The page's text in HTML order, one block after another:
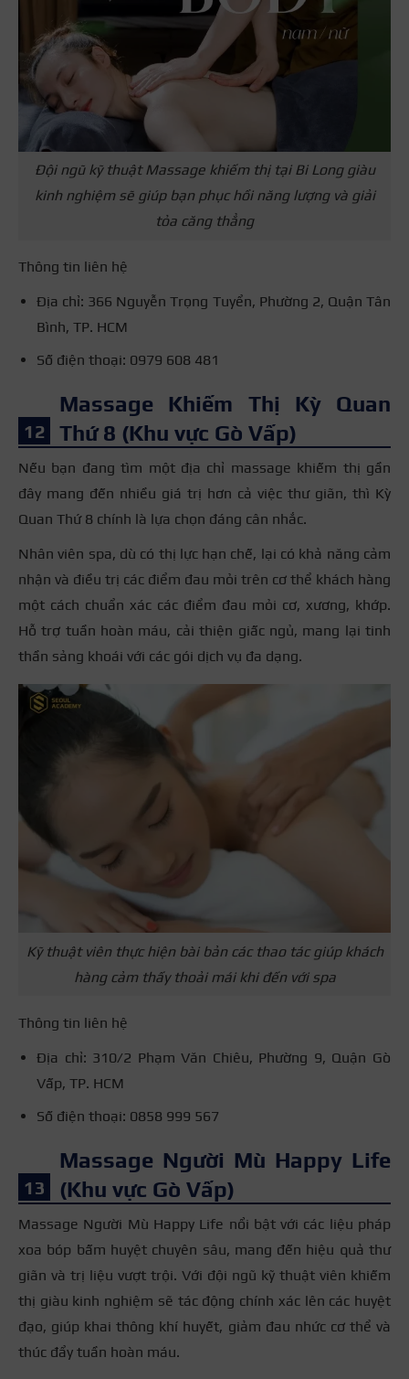
Đội ngũ kỹ thuật Massage khiếm thị tại Bi Long giàu
kinh nghiệm sẽ giúp bạn phục hồi năng lượng và giải
tỏa căng thẳng
Thông tin liên hệ
Địa chỉ: 366 Nguyễn Trọng Tuyển, Phường 2, Quận Tân
Bình, TP. HCM
Số điện thoại: 0979 608 481
Massage Khiếm Thị Kỳ Quan
Thứ 8 (Khu vực Gò Vấp)
Nếu bạn đang tìm một địa chỉ massage khiếm thị gần
đây mang đến nhiều giá trị hơn cả việc thư giãn, thì Kỳ
Quan Thứ 8 chính là lựa chọn đáng cân nhắc.
Nhân viên spa, dù có thị lực hạn chế, lại có khả năng cảm
nhận và điều trị các điểm đau mỏi trên cơ thể khách hàng
một cách chuẩn xác các điểm đau mỏi cơ, xương, khớp.
Hỗ trợ tuần hoàn máu, cải thiện giấc ngủ, mang lại tinh
thần sảng khoái với các gói dịch vụ đa dạng.
Kỹ thuật viên thực hiện bài bản các thao tác giúp khách
hàng cảm thấy thoải mái khi đến với spa
Thông tin liên hệ
Địa chỉ: 310/2 Phạm Văn Chiêu, Phường 9, Quận Gò
Vấp, TP. HCM
Số điện thoại: 0858 999 567
Massage Người Mù Happy Life
(Khu vực Gò Vấp)
Massage Người Mù Happy Life nổi bật với các liệu pháp
xoa bóp bấm huyệt chuyên sâu, mang đến hiệu quả thư
giãn và trị liệu vượt trội. Với đội ngũ kỹ thuật viên khiếm
thị giàu kinh nghiệm sẽ tác động chính xác lên các huyệt
đạo, giúp khai thông khí huyết, giảm đau nhức cơ thể và
thúc đẩy tuần hoàn máu.